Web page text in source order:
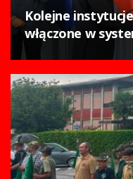
Kolejne
włączone w